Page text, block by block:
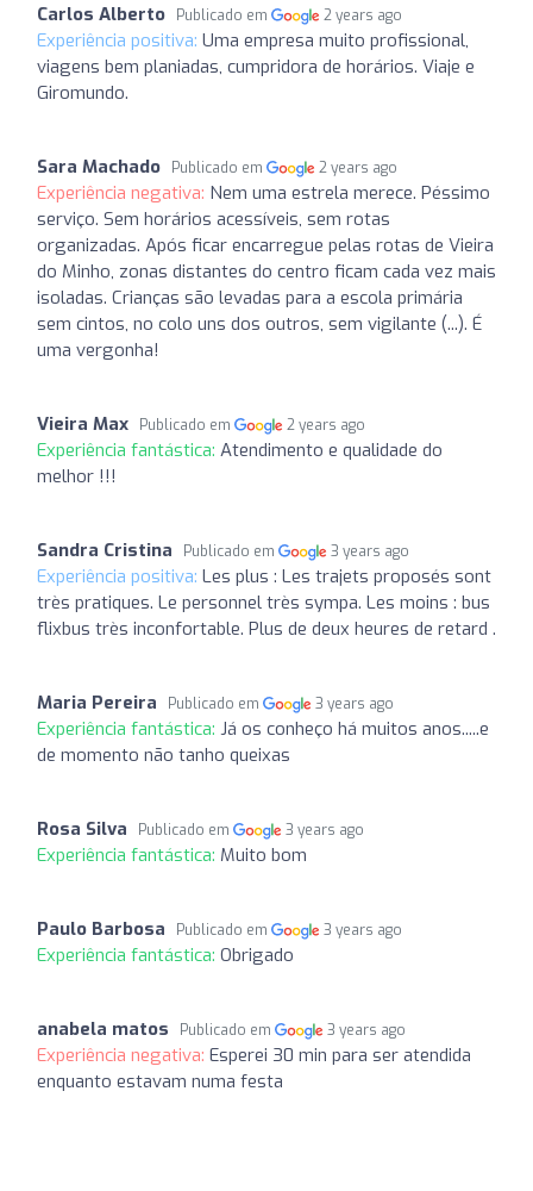
Carlos Alberto Publicado em 2 years ago
Experiência positiva: Uma empresa muito profissional,
viagens bem planiadas, cumpridora de horários. Viaje e
Giromundo.
Sara Machado Publicado em 2 years ago
Experiência negativa: Nem uma estrela merece. Péssimo
serviço. Sem horários acessíveis, sem rotas
organizadas. Após ficar encarregue pelas rotas de Vieira
do Minho, zonas distantes do centro ficam cada vez mais
isoladas. Crianças são levadas para a escola primária
sem cintos, no colo uns dos outros, sem vigilante (...). É
uma vergonha!
Vieira Max Publicado em 2 years ago
Experiência fantástica: Atendimento e qualidade do
melhor !!!
Sandra Cristina Publicado em 3 years ago
Experiência positiva: Les plus : Les trajets proposés sont
très pratiques. Le personnel très sympa. Les moins : bus
flixbus très inconfortable. Plus de deux heures de retard .
Maria Pereira Publicado em 3 years ago
Experiência fantástica: Já os conheço há muitos anos.....e
de momento não tanho queixas
Rosa Silva Publicado em 3 years ago
Experiência fantástica: Muito bom
Paulo Barbosa Publicado em 3 years ago
Experiência fantástica: Obrigado
anabela matos Publicado em 3 years ago
Experiência negativa: Esperei 30 min para ser atendida
enquanto estavam numa festa